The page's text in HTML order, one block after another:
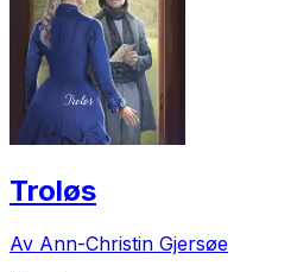
Troløs
Av Ann-Christin Gjersøe